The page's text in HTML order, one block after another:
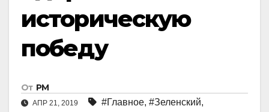
историческую
победу
От РМ
АПР 21, 2019 #Главное, #Зеленский,